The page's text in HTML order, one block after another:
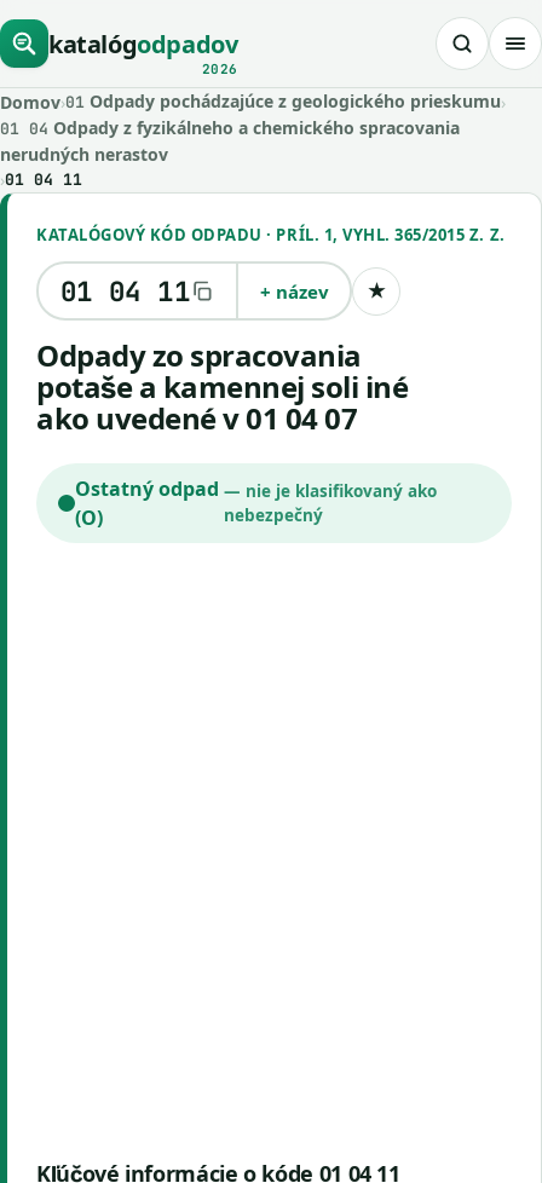
katalógodpadov
2026
Domov›01 Odpady pochádzajúce z geologického prieskumu›
01 04 Odpady z fyzikálneho a chemického spracovania
nerudných nerastov
›01 04 11
KATALÓGOVÝ KÓD ODPADU · PRÍL. 1, VYHL. 365/2015 Z. Z.
01 04 11 + název ★Uložiť kód
odpady zo spracovania
potaše a kamennej soli iné
ako uvedené v 01 04 07
Ostatný odpad
(O)
— nie je klasifikovaný ako
nebezpečný
Kľúčové informácie o kóde 01 04 11